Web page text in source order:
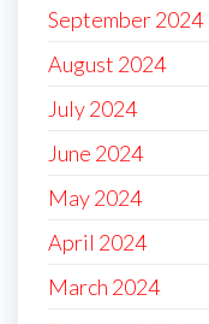
September 2024
August 2024
July 2024
June 2024
May 2024
April 2024
March 2024